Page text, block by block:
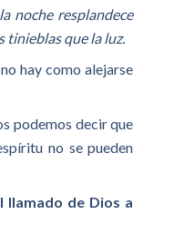
noche resplandece
tinieblas que la luz.
hay como alejarse
podemos decir que
no se pueden
llamado de Dios a